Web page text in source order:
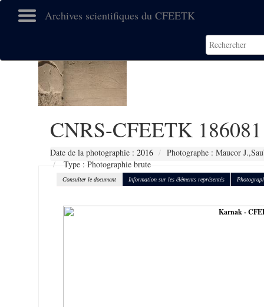
Archives scientifiques du CFEETK
CNRS-CFEETK 186081
Date de la photographie : 2016
Photographe : Maucor
Type : Photographie brute
Consulter le document Information sur les éléments représentés